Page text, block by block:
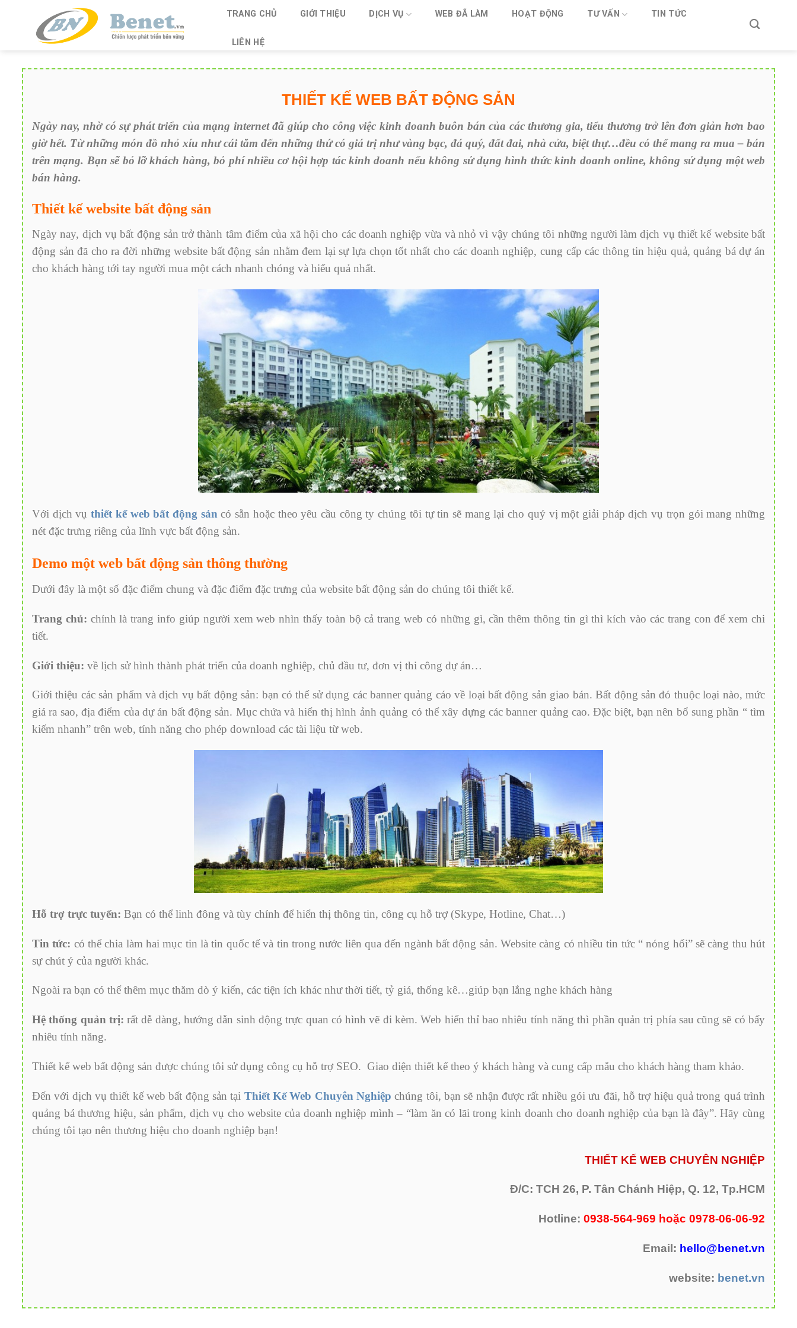
TRANG CHỦ GIỚI THIỆU DỊCH VỤ WEB ĐÃ LÀM HOẠT ĐỘNG TƯ VẤN TIN TỨC
LIÊN HỆ
THIẾT KẾ WEB BẤT ĐỘNG SẢN
Ngày nay, nhờ có sự phát triển của mạng internet đã giúp cho công việc kinh doanh buôn bán của các thương gia, tiểu thương trở lên đơn giản hơn bao
giờ hết. Từ những món đồ nhỏ xíu như cái tăm đến những thứ có giá trị như vàng bạc, đá quý, đất đai, nhà cửa, biệt thự…đều có thể mang ra mua – bán
trên mạng. Bạn sẽ bỏ lỡ khách hàng, bỏ phí nhiều cơ hội hợp tác kinh doanh nếu không sử dụng hình thức kinh doanh online, không sử dụng một web
bán hàng.
Thiết kế website bất động sản
Ngày nay, dịch vụ bất động sản trở thành tâm điểm của xã hội cho các doanh nghiệp vừa và nhỏ vì vậy chúng tôi những người làm dịch vụ thiết kế website bất
động sản đã cho ra đời những website bất động sản nhằm đem lại sự lựa chọn tốt nhất cho các doanh nghiệp, cung cấp các thông tin hiệu quả, quảng bá dự án
cho khách hàng tới tay người mua một cách nhanh chóng và hiểu quả nhất.
Với dịch vụ thiết kế web bất động sảncó sẵn hoặc theo yêu cầu công ty chúng tôi tự tin sẽ mang lại cho quý vị một giải pháp dịch vụ trọn gói mang những
nét đặc trưng riêng của lĩnh vực bất động sản.
Demo một web bất động sản thông thường
Dưới đây là một số đặc điểm chung và đặc điểm đặc trưng của website bất động sản do chúng tôi thiết kế.
Trang chủ: chính là trang info giúp người xem web nhìn thấy toàn bộ cả trang web có những gì, cần thêm thông tin gì thì kích vào các trang con để xem chi
tiết.
Giới thiệu: về lịch sử hình thành phát triển của doanh nghiệp, chủ đầu tư, đơn vị thi công dự án…
Giới thiệu các sản phẩm và dịch vụ bất động sản: bạn có thể sử dụng các banner quảng cáo về loại bất động sản giao bán. Bất động sản đó thuộc loại nào, mức
giá ra sao, địa điểm của dự án bất động sản. Mục chứa và hiển thị hình ảnh quảng có thể xây dựng các banner quảng cao. Đặc biệt, bạn nên bổ sung phần “ tìm
kiếm nhanh” trên web, tính năng cho phép download các tài liệu từ web.
Hỗ trợ trực tuyến: Bạn có thể linh đông và tùy chính để hiển thị thông tin, công cụ hỗ trợ (Skype, Hotline, Chat…)
Tin tức: có thể chia làm hai mục tin là tin quốc tế và tin trong nước liên qua đến ngành bất động sản. Website càng có nhiều tin tức “ nóng hổi” sẽ càng thu hút
sự chút ý của người khác.
Ngoài ra bạn có thể thêm mục thăm dò ý kiến, các tiện ích khác như thời tiết, tỷ giá, thống kê…giúp bạn lắng nghe khách hàng
Hệ thống quản trị: rất dễ dàng, hướng dẫn sinh động trực quan có hình vẽ đi kèm. Web hiển thỉ bao nhiêu tính năng thì phần quản trị phía sau cũng sẽ có bấy
nhiêu tính năng.
Thiết kế web bất động sản được chúng tôi sử dụng công cụ hỗ trợ SEO. Giao diện thiết kế theo ý khách hàng và cung cấp mẫu cho khách hàng tham khảo.
Đến với dịch vụ thiết kế web bất động sản tại Thiết Kế Web Chuyên Nghiệp chúng tôi, bạn sẽ nhận được rất nhiều gói ưu đãi, hỗ trợ hiệu quả trong quá trình
quảng bá thương hiệu, sản phẩm, dịch vụ cho website của doanh nghiệp mình – “làm ăn có lãi trong kinh doanh cho doanh nghiệp của bạn là đây”. Hãy cùng
chúng tôi tạo nên thương hiệu cho doanh nghiệp bạn!
THIẾT KẾ WEB CHUYÊN NGHIỆP
Đ/C: TCH 26, P. Tân Chánh Hiệp, Q. 12, Tp.HCM
Hotline: 0938-564-969 hoặc 0978-06-06-92
Email: hello@benet.vn
website: benet.vn